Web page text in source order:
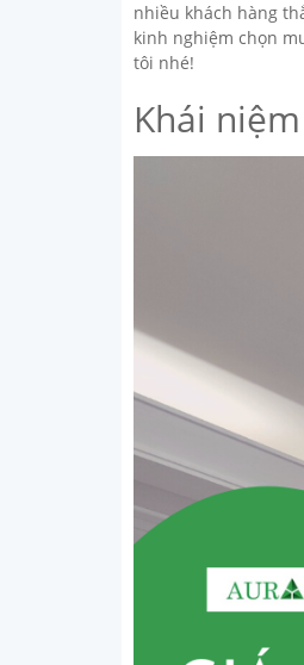
nhiều khách hàng
kinh nghiệm chọn
tôi nhé!
Khái